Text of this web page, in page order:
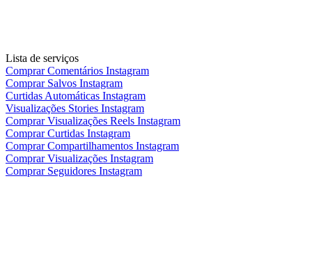
Lista de serviços
Comprar Comentários Instagram
Comprar Salvos Instagram
Curtidas Automáticas Instagram
Visualizações Stories Instagram
Comprar Visualizações Reels Instagram
Comprar Curtidas Instagram
Comprar Compartilhamentos Instagram
Comprar Visualizações Instagram
Comprar Seguidores Instagram